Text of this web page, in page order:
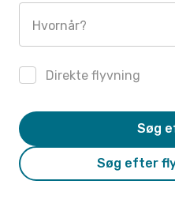
Hvornår?
Direkte flyvning
Søg efter
Søg